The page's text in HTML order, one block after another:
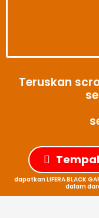
Teruskan
dapatkan LIFERA BLACK
dalam